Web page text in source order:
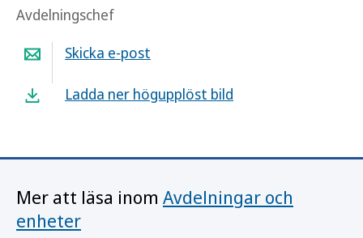
Avdelningschef
Skicka e-post
Ladda ner högupplöst bild
Mer att läsa inom Avdelningar och
enheter